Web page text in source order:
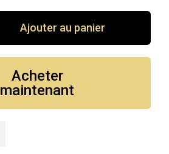
Ajouter au panier
Acheter
maintenant